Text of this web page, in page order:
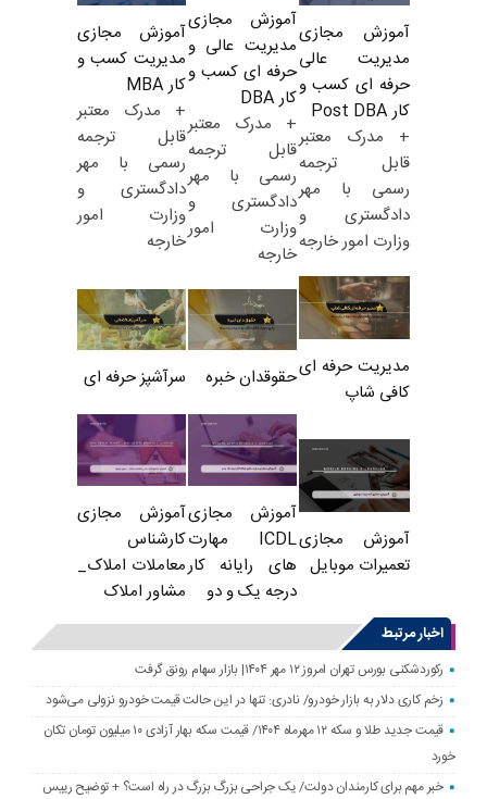
آموزش مجازی
مدیریت عالی
حرفه ای کسب و
کار Post DBA
+ مدرک معتبر
قابل ترجمه
رسمی با مهر
دادگستری و
وزارت امور خارجه
آموزش مجازی
مدیریت عالی و
حرفه ای کسب و
کار DBA
+ مدرک معتبر
قابل ترجمه
رسمی با مهر
دادگستری و
وزارت امور
خارجه
آموزش مجازی
مدیریت کسب و
کار MBA
+ مدرک معتبر
قابل ترجمه
رسمی با مهر
دادگستری و
وزارت امور
خارجه
مدیریت حرفه ای
کافی شاپ
حقوقدان خبره سرآشپز حرفه ای
آموزش مجازی
تعمیرات موبایل
آموزش مجازی
ICDL مهارت
های رایانه کار
درجه یک و دو
آموزش مجازی
کارشناس
معاملات املاک_
مشاور املاک
اخبار مرتبط
رکوردشکنی بورس تهران امروز ۱۲ مهر ۱۴۰۴| بازار سهام رونق گرفت
زخم کاری دلار به بازار خودرو/ نادری: تنها در این حالت قیمت خودرو نزولی می‌شود
قیمت جدید طلا و سکه ۱۲ مهرماه ۱۴۰۴/ قیمت سکه بهار آزادی ۱۰ میلیون تومان تکان
خورد
خبر مهم برای کارمندان دولت/ یک جراحی بزرگ بزرگ در راه است؟ + توضیح رییس